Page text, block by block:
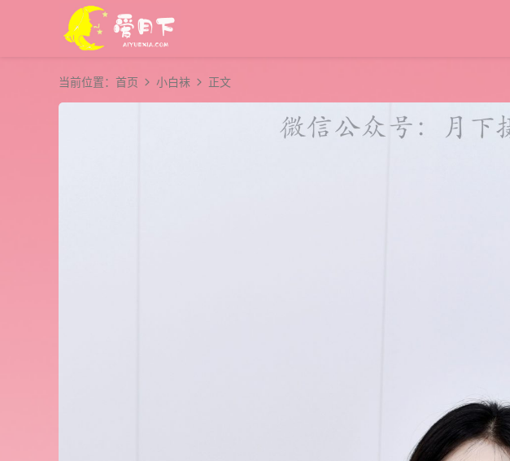
当前位置： 首页 小白袜 正文